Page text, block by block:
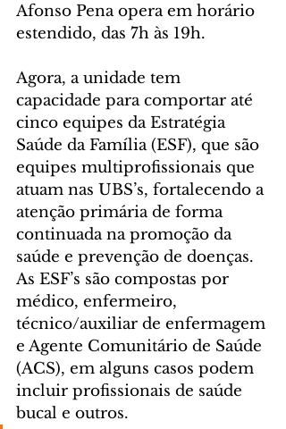
Afonso Pena opera em horário
estendido, das 7h às 19h.
Agora, a unidade tem
capacidade para comportar até
cinco equipes da Estratégia
Saúde da Família (ESF), que são
equipes multiprofissionais que
atuam nas UBS’s, fortalecendo a
atenção primária de forma
continuada na promoção da
saúde e prevenção de doenças.
As ESF’s são compostas por
médico, enfermeiro,
técnico/auxiliar de enfermagem
e Agente Comunitário de Saúde
(ACS), em alguns casos podem
incluir profissionais de saúde
bucal e outros.